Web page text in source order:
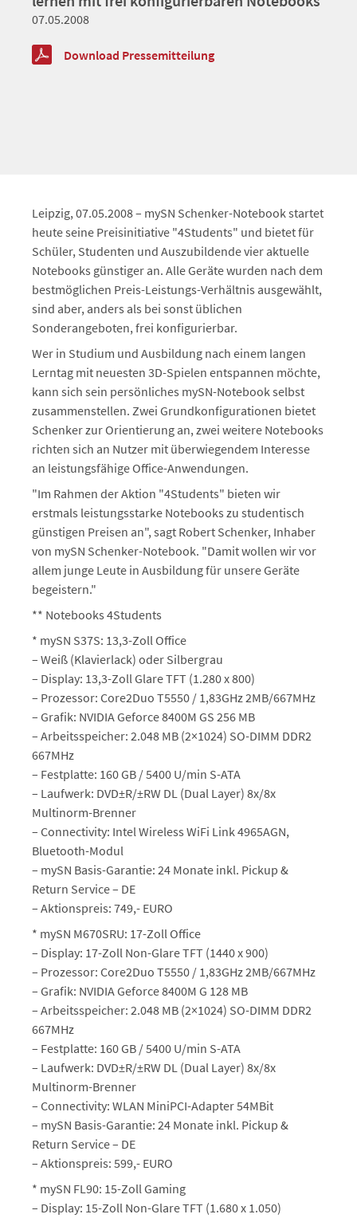
07.05.2008
Download Pressemitteilung
Leipzig, 07.05.2008 – mySN Schenker-Notebook startet
heute seine Preisinitiative "4Students" und bietet für
Schüler, Studenten und Auszubildende vier aktuelle
Notebooks günstiger an. Alle Geräte wurden nach dem
bestmöglichen Preis-Leistungs-Verhältnis ausgewählt,
sind aber, anders als bei sonst üblichen
Sonderangeboten, frei konfigurierbar.
Wer in Studium und Ausbildung nach einem langen
Lerntag mit neuesten 3D-Spielen entspannen möchte,
kann sich sein persönliches mySN-Notebook selbst
zusammenstellen. Zwei Grundkonfigurationen bietet
Schenker zur Orientierung an, zwei weitere Notebooks
richten sich an Nutzer mit überwiegendem Interesse
an leistungsfähige Office-Anwendungen.
"Im Rahmen der Aktion "4Students" bieten wir
erstmals leistungsstarke Notebooks zu studentisch
günstigen Preisen an", sagt Robert Schenker, Inhaber
von mySN Schenker-Notebook. "Damit wollen wir vor
allem junge Leute in Ausbildung für unsere Geräte
begeistern."
** Notebooks 4Students
* mySN S37S: 13,3-Zoll Office
– Weiß (Klavierlack) oder Silbergrau
– Display: 13,3-Zoll Glare TFT (1.280 x 800)
– Prozessor: Core2Duo T5550 / 1,83GHz 2MB/667MHz
– Grafik: NVIDIA Geforce 8400M GS 256 MB
– Arbeitsspeicher: 2.048 MB (2×1024) SO-DIMM DDR2
667MHz
– Festplatte: 160 GB / 5400 U/min S-ATA
– Laufwerk: DVD±R/±RW DL (Dual Layer) 8x/8x
Multinorm-Brenner
– Connectivity: Intel Wireless WiFi Link 4965AGN,
Bluetooth-Modul
– mySN Basis-Garantie: 24 Monate inkl. Pickup &
Return Service – DE
– Aktionspreis: 749,- EURO
* mySN M670SRU: 17-Zoll Office
– Display: 17-Zoll Non-Glare TFT (1440 x 900)
– Prozessor: Core2Duo T5550 / 1,83GHz 2MB/667MHz
– Grafik: NVIDIA Geforce 8400M G 128 MB
– Arbeitsspeicher: 2.048 MB (2×1024) SO-DIMM DDR2
667MHz
– Festplatte: 160 GB / 5400 U/min S-ATA
– Laufwerk: DVD±R/±RW DL (Dual Layer) 8x/8x
Multinorm-Brenner
– Connectivity: WLAN MiniPCI-Adapter 54MBit
– mySN Basis-Garantie: 24 Monate inkl. Pickup &
Return Service – DE
– Aktionspreis: 599,- EURO
* mySN FL90: 15-Zoll Gaming
– Display: 15-Zoll Non-Glare TFT (1.680 x 1.050)